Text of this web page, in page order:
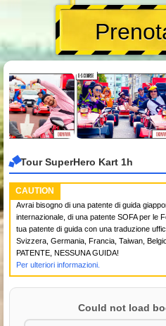
Tour SuperHero Kart 1h
CAUTION
Avrai bisogno di una patente di guida
internazionale, di una patente SOFA per le
tua patente di guida con una traduzione
Svizzera, Germania, Francia, Taiwan,
PATENTE, NESSUNA GUIDA!
Per ulteriori informazioni.
Could not load